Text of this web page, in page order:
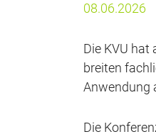
08.06.2026
Die KVU
breiten
Anwendung
Die